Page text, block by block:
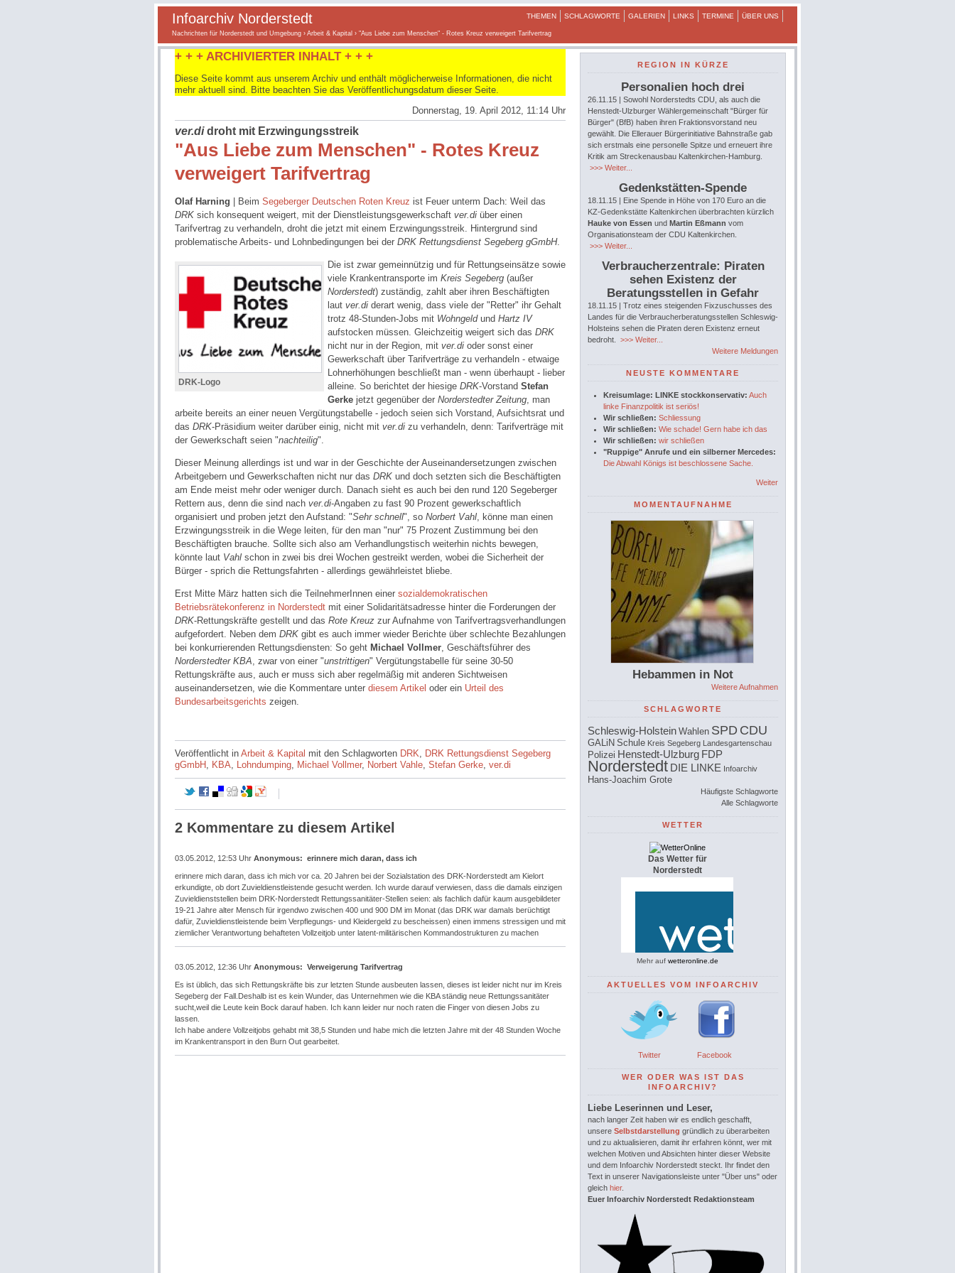
Infoarchiv Norderstedt THEMEN SCHLAGWORTE GALERIEN LINKS TERMINE ÜBER UNS
Nachrichten für Norderstedt und Umgebung › Arbeit & Kapital › "Aus Liebe zum Menschen" - Rotes Kreuz verweigert Tarifvertrag
+ + + ARCHIVIERTER INHALT + + +
Diese Seite kommt aus unserem Archiv und enthält möglicherweise Informationen, die nicht
mehr aktuell sind. Bitte beachten Sie das Veröffentlichungsdatum dieser Seite.
Donnerstag, 19. April 2012, 11:14 Uhr
ver.didroht mit Erzwingungsstreik
"Aus Liebe zum Menschen" - Rotes Kreuz
verweigert Tarifvertrag
Olaf Harning | Beim Segeberger Deutschen Roten Kreuz ist Feuer unterm Dach: Weil das
DRK sich konsequent weigert, mit der Dienstleistungsgewerkschaft ver.di über einen
Tarifvertrag zu verhandeln, droht die jetzt mit einem Erzwingungsstreik. Hintergrund sind
problematische Arbeits- und Lohnbedingungen bei der DRK Rettungsdienst Segeberg gGmbH.
DRK-Logo
Die ist zwar gemeinnützig und für Rettungseinsätze sowie
viele Krankentransporte im Kreis Segeberg (außer
Norderstedt) zuständig, zahlt aber ihren Beschäftigten
laut ver.di derart wenig, dass viele der "Retter" ihr Gehalt
trotz 48-Stunden-Jobs mit Wohngeldund Hartz IV
aufstocken müssen. Gleichzeitig weigert sich das DRK
nicht nur in der Region, mit ver.di oder sonst einer
Gewerkschaft über Tarifverträge zu verhandeln - etwaige
Lohnerhöhungen beschließt man - wenn überhaupt - lieber
alleine. So berichtet der hiesige DRK-Vorstand Stefan
Gerke jetzt gegenüber der Norderstedter Zeitung, man
arbeite bereits an einer neuen Vergütungstabelle - jedoch seien sich Vorstand, Aufsichtsrat und
das DRK-Präsidium weiter darüber einig, nicht mit ver.di zu verhandeln, denn: Tarifverträge mit
der Gewerkschaft seien "nachteilig".
Dieser Meinung allerdings ist und war in der Geschichte der Auseinandersetzungen zwischen
Arbeitgebern und Gewerkschaften nicht nur das DRK und doch setzten sich die Beschäftigten
am Ende meist mehr oder weniger durch. Danach sieht es auch bei den rund 120 Segeberger
Rettern aus, denn die sind nach ver.di-Angaben zu fast 90 Prozent gewerkschaftlich
organisiert und proben jetzt den Aufstand: "Sehr schnell", so Norbert Vahl, könne man einen
Erzwingungsstreik in die Wege leiten, für den man "nur" 75 Prozent Zustimmung bei den
Beschäftigten brauche. Sollte sich also am Verhandlungstisch weiterhin nichts bewegen,
könnte laut Vahl schon in zwei bis drei Wochen gestreikt werden, wobei die Sicherheit der
Bürger - sprich die Rettungsfahrten - allerdings gewährleistet bliebe.
Erst Mitte März hatten sich die TeilnehmerInnen einer sozialdemokratischen
Betriebsrätekonferenz in Norderstedt mit einer Solidaritätsadresse hinter die Forderungen der
DRK-Rettungskräfte gestellt und das Rote Kreuz zur Aufnahme von Tarifvertragsverhandlungen
aufgefordert. Neben dem DRK gibt es auch immer wieder Berichte über schlechte Bezahlungen
bei konkurrierenden Rettungsdiensten: So geht Michael Vollmer, Geschäftsführer des
Norderstedter KBA, zwar von einer "unstrittigen" Vergütungstabelle für seine 30-50
Rettungskräfte aus, auch er muss sich aber regelmäßig mit anderen Sichtweisen
auseinandersetzen, wie die Kommentare unter diesem Artikel oder ein Urteil des
Bundesarbeitsgerichts zeigen.
Veröffentlicht in Arbeit & Kapital mit den Schlagworten DRK, DRK Rettungsdienst Segeberg
gGmbH , KBA, Lohndumping, Michael Vollmer, Norbert Vahle, Stefan Gerke, ver.di
2 Kommentare zu diesem Artikel
03.05.2012, 12:53 Uhr Anonymous: erinnere mich daran, dass ich
erinnere mich daran, dass ich mich vor ca. 20 Jahren bei der Sozialstation des DRK-Norderstedt am Kielort
erkundigte, ob dort Zuvieldienstleistende gesucht werden. Ich wurde darauf verwiesen, dass die damals einzigen
Zuvieldienststellen beim DRK-Norderstedt Rettungssanitäter-Stellen seien: als fachlich dafür kaum ausgebildeter
19-21 Jahre alter Mensch für irgendwo zwischen 400 und 900 DM im Monat (das DRK war damals berüchtigt
dafür, Zuvieldienstleistende beim Verpflegungs- und Kleidergeld zu bescheissen) einen immens stressigen und mit
ziemlicher Verantwortung behafteten Vollzeitjob unter latent-militärischen Kommandostrukturen zu machen
03.05.2012, 12:36 Uhr Anonymous: Verweigerung Tarifvertrag
Es ist üblich, das sich Rettungskräfte bis zur letzten Stunde ausbeuten lassen, dieses ist leider nicht nur im Kreis
Segeberg der Fall.Deshalb ist es kein Wunder, das Unternehmen wie die KBA ständig neue Rettungssanitäter
sucht,weil die Leute kein Bock darauf haben. Ich kann leider nur noch raten die Finger von diesen Jobs zu
lassen.
Ich habe andere Vollzeitjobs gehabt mit 38,5 Stunden und habe mich die letzten Jahre mit der 48 Stunden Woche
im Krankentransport in den Burn Out gearbeitet.
REGION IN KÜRZE
Personalien hoch drei
26.11.15 | Sowohl Norderstedts CDU, als auch die
Henstedt-Ulzburger Wählergemeinschaft "Bürger für
Bürger" (BfB) haben ihren Fraktionsvorstand neu
gewählt. Die Ellerauer Bürgerinitiative Bahnstraße gab
sich erstmals eine personelle Spitze und erneuert ihre
Kritik am Streckenausbau Kaltenkirchen-Hamburg.
>>> Weiter...
Gedenkstätten-Spende
18.11.15 | Eine Spende in Höhe von 170 Euro an die
KZ-Gedenkstätte Kaltenkirchen überbrachten kürzlich
Hauke von Essen und Martin Eßmann vom
Organisationsteam der CDU Kaltenkirchen.
>>> Weiter...
Verbraucherzentrale: Piraten
sehen Existenz der
Beratungsstellen in Gefahr
18.11.15 | Trotz eines steigenden Fixzuschusses des
Landes für die Verbraucherberatungsstellen Schleswig-
Holsteins sehen die Piraten deren Existenz erneut
bedroht.
>>> Weiter...
Weitere Meldungen
NEUSTE KOMMENTARE
Kreisumlage: LINKE stockkonservativ: Auch
linke Finanzpolitik ist seriös!
Wir schließen: Schliessung
Wir schließen: Wie schade! Gern habe ich das
Wir schließen: wir schließen
"Ruppige" Anrufe und ein silberner Mercedes:
Die Abwahl Königs ist beschlossene Sache.
Weiter
MOMENTAUFNAHME
Hebammen in Not
Weitere Aufnahmen
SCHLAGWORTE
Schleswig-Holstein Wahlen SPD CDU
GALiN Schule Kreis Segeberg Landesgartenschau
Polizei Henstedt-Ulzburg FDP
Norderstedt DIE LINKE Infoarchiv
Hans-Joachim Grote
Häufigste Schlagworte
Alle Schlagworte
WETTER
Das Wetter für
Norderstedt
Mehr auf wetteronline.de
AKTUELLES VOM INFOARCHIV
Twitter Facebook
WER ODER WAS IST DAS
INFOARCHIV?
Liebe Leserinnen und Leser,
nach langer Zeit haben wir es endlich geschafft,
unsere Selbstdarstellung gründlich zu überarbeiten
und zu aktualisieren, damit ihr erfahren könnt, wer mit
welchen Motiven und Absichten hinter dieser Website
und dem Infoarchiv Norderstedt steckt. Ihr findet den
Text in unserer Navigationsleiste unter "Über uns" oder
gleich hier.
Euer Infoarchiv Norderstedt Redaktionsteam